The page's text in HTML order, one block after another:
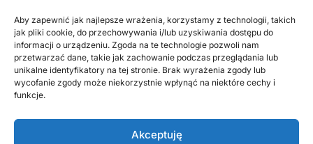
Aby zapewnić jak najlepsze wrażenia, korzystamy z technologii, takich
jak pliki cookie, do przechowywania i/lub uzyskiwania dostępu do
informacji o urządzeniu. Zgoda na te technologie pozwoli nam
przetwarzać dane, takie jak zachowanie podczas przeglądania lub
unikalne identyfikatory na tej stronie. Brak wyrażenia zgody lub
wycofanie zgody może niekorzystnie wpłynąć na niektóre cechy i
funkcje.
Akceptuję
KONTAKT Z AUTOREM